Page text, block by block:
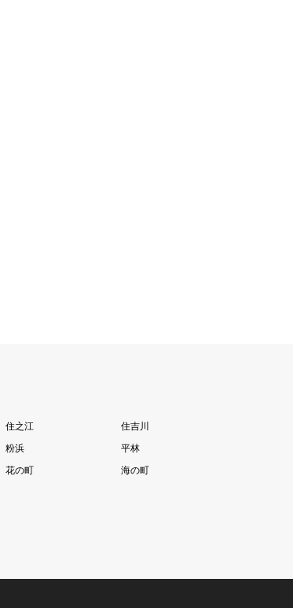
住之江
住吉川
粉浜
平林
花の町
海の町